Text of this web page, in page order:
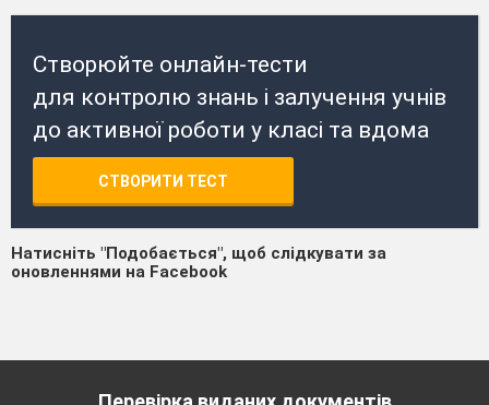
Створюйте онлайн-тести
для контролю знань і залучення учнів
до активної роботи у класі та вдома
СТВОРИТИ ТЕСТ
Натисніть "Подобається", щоб слідкувати за
оновленнями на Facebook